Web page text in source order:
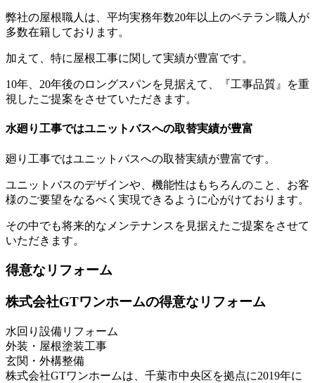
弊社の屋根職人は、平均実務年数20年以上のベテラン職人が
多数在籍しております。
加えて、特に屋根工事に関して実績が豊富です。
10年、20年後のロングスパンを見据えて、『工事品質』を重
視したご提案をさせていただきます。
水廻り工事ではユニットバスへの取替実績が豊富
廻り工事ではユニットバスへの取替実績が豊富です。
ユニットバスのデザインや、機能性はもちろんのこと、お客
様のご要望をなるべく実現できるように心がけております。
その中でも将来的なメンテナンスを見据えたご提案をさせて
いただきます。
得意なリフォーム
株式会社GTワンホームの得意なリフォーム
水回り設備リフォーム
外装・屋根塗装工事
玄関・外構整備
株式会社GTワンホームは、千葉市中央区を拠点に2019年に